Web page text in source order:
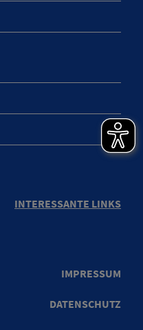
INTERESSANTE LINKS
IMPRESSUM
DATENSCHUTZ